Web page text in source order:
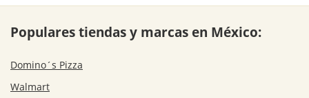
Populares tiendas y marcas en México:
Domino´s Pizza
Walmart